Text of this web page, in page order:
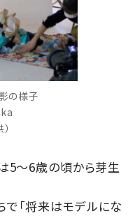
の様子
5～6歳の頃から芽生
で「将来はモデルにな